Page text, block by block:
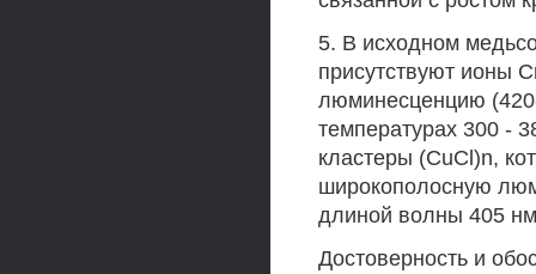
5. В исходном
присутствуют ионы
люминесценцию
температурах 300 -
кластеры (CuCl)n,
широкополосную
длиной волны 405
Достоверность и